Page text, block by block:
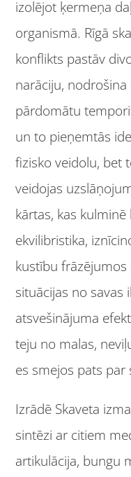
izolējot ķermeņa
organismā. Rīgā
konflikts pastāv
narāciju,
pārdomātu
un to pieņemtās
fizisko veidolu, bet
veidojas
kārtas, kas
ekvilibristika,
kustību
situācijas no savas
atsvešinājuma
teju no malas,
es smejos pats par
Izrādē Skaveta
sintēzi ar citiem
artikulācija, bungu